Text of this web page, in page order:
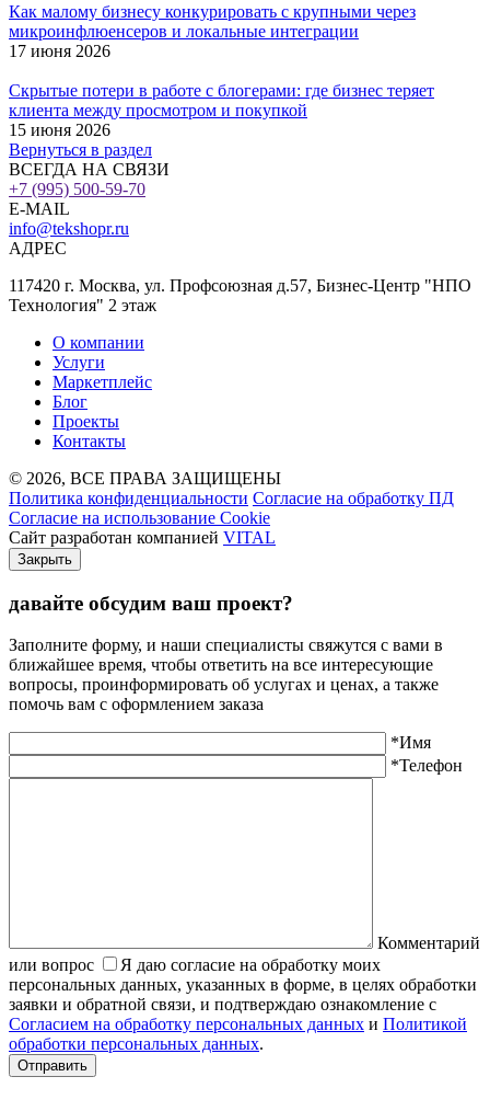
Как малому бизнесу конкурировать с крупными через
микроинфлюенсеров и локальные интеграции
17 июня 2026
Скрытые потери в работе с блогерами: где бизнес теряет
клиента между просмотром и покупкой
15 июня 2026
Вернуться в раздел
ВСЕГДА НА СВЯЗИ
+7 (995) 500-59-70
E-MAIL
info@tekshopr.ru
АДРЕС
117420 г. Москва, ул. Профсоюзная д.57, Бизнес-Центр "НПО
Технология" 2 этаж
О компании
Услуги
Маркетплейс
Блог
Проекты
Контакты
© 2026, ВСЕ ПРАВА ЗАЩИЩЕНЫ
Политика конфиденциальности Согласие на обработку ПД
Согласие на использование Cookie
Сайт разработан компанией VITAL
Закрыть
давайте обсудим ваш проект?
Заполните форму, и наши специалисты свяжутся с вами в
ближайшее время, чтобы ответить на все интересующие
вопросы, проинформировать об услугах и ценах, а также
помочь вам с оформлением заказа
*Имя
*Телефон
Комментарий
или вопрос
Я даю согласие на обработку моих
персональных данных, указанных в форме, в целях обработки
заявки и обратной связи, и подтверждаю ознакомление с
Согласием на обработку персональных данных и Политикой
обработки персональных данных.
Отправить